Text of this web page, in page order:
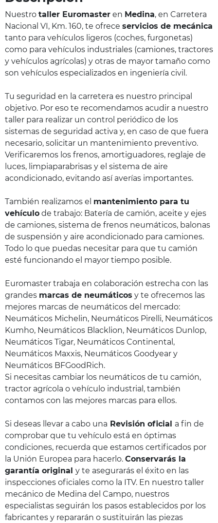
Nuestro taller Euromaster en Medina, en Carretera
Nacional VI, Km. 160, te ofrece servicios de mecánica
tanto para vehículos ligeros (coches, furgonetas)
como para vehículos industriales (camiones, tractores
y vehículos agrícolas) y otras de mayor tamaño como
son vehículos especializados en ingeniería civil.
Tu seguridad en la carretera es nuestro principal
objetivo. Por eso te recomendamos acudir a nuestro
taller para realizar un control periódico de los
sistemas de seguridad activa y, en caso de que fuera
necesario, solicitar un mantenimiento preventivo.
Verificaremos los frenos, amortiguadores, reglaje de
luces, limpiaparabrisas y el sistema de aire
acondicionado, evitando así averías importantes.
También realizamos el mantenimiento para tu
vehículo de trabajo: Batería de camión, aceite y ejes
de camiones, sistema de frenos neumáticos, balonas
de suspensión y aire acondicionado para camiones.
Todo lo que puedas necesitar para que tu camión
esté funcionando el mayor tiempo posible.
Euromaster trabaja en colaboración estrecha con las
grandes marcas de neumáticos y te ofrecemos las
mejores marcas de neumáticos del mercado:
Neumáticos Michelin, Neumáticos Pirelli, Neumáticos
Kumho, Neumáticos Blacklion, Neumáticos Dunlop,
Neumáticos Tigar, Neumáticos Continental,
Neumáticos Maxxis, Neumáticos Goodyear y
Neumáticos BFGoodRich.
Si necesitas cambiar los neumáticos de tu camión,
tractor agrícola o vehículo industrial, también
contamos con las mejores marcas para ellos.
Si deseas llevar a cabo una Revisión oficial a fin de
comprobar que tu vehículo está en óptimas
condiciones, recuerda que estamos certificados por
la Unión Europea para hacerlo. Conservarás la
garantía original y te asegurarás el éxito en las
inspecciones oficiales como la ITV. En nuestro taller
mecánico de Medina del Campo, nuestros
especialistas seguirán los pasos establecidos por los
fabricantes y repararán o sustituirán las piezas